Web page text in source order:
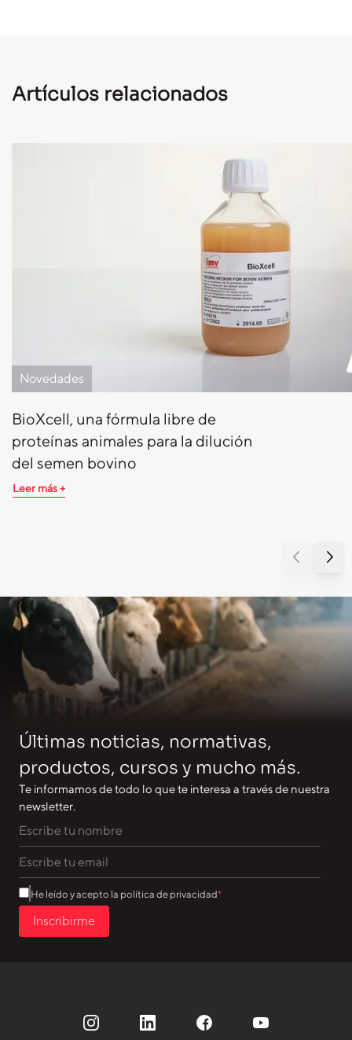
Artículos relacionados
Novedades
BioXcell, una fórmula libre de
proteínas animales para la dilución
del semen bovino
Leer más +
Últimas noticias, normativas,
productos, cursos y mucho más.
Te informamos de todo lo que te interesa a través de nuestra
newsletter.
He leído y acepto la política de privacidad
Inscribirme